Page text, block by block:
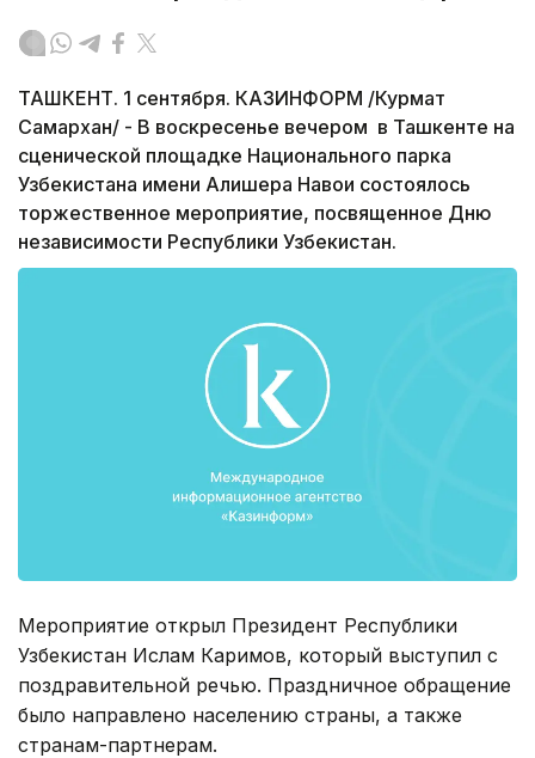
ТАШКЕНТ. 1 сентября. КАЗИНФОРМ /Курмат
Самархан/ - В воскресенье вечером в Ташкенте на
сценической площадке Национального парка
Узбекистана имени Алишера Навои состоялось
торжественное мероприятие, посвященное Дню
независимости Республики Узбекистан.
Мероприятие открыл Президент Республики
Узбекистан Ислам Каримов, который выступил с
поздравительной речью. Праздничное обращение
было направлено населению страны, а также
странам-партнерам.